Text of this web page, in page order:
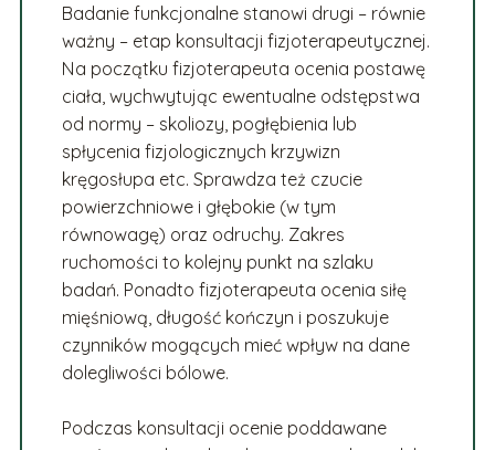
Badanie funkcjonalne stanowi drugi – równie
ważny – etap konsultacji fizjoterapeutycznej.
Na początku fizjoterapeuta ocenia postawę
ciała, wychwytując ewentualne odstępstwa
od normy – skoliozy, pogłębienia lub
spłycenia fizjologicznych krzywizn
kręgosłupa etc. Sprawdza też czucie
powierzchniowe i głębokie (w tym
równowagę) oraz odruchy. Zakres
ruchomości to kolejny punkt na szlaku
badań. Ponadto fizjoterapeuta ocenia siłę
mięśniową, długość kończyn i poszukuje
czynników mogących mieć wpływ na dane
dolegliwości bólowe.
Podczas konsultacji ocenie poddawane